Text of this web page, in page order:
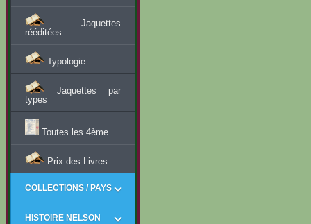
Jaquettes
rééditées
Typologie
Jaquettes par
types
Toutes les 4ème
Prix des Livres
COLLECTIONS / PAYS
HISTOIRE NELSON